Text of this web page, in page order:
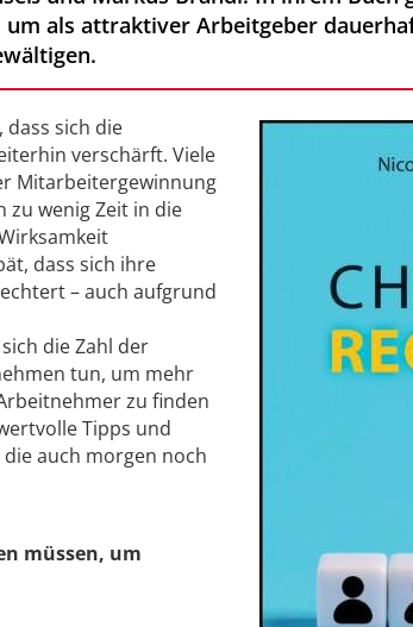
als attraktiver Arbeitgeber
sich die
verschärft. Viele
Mitarbeitergewinnung
zu wenig Zeit in die
dass sich ihre
– auch aufgrund
die Zahl der
tun, um mehr
zu finden
Tipps und
auch morgen noch
müssen, um